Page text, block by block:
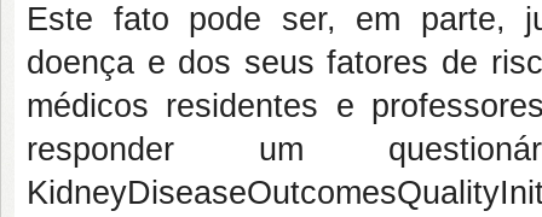
Este fato pode ser, em parte,
doença e dos seus fatores de
médicos residentes e
responder um